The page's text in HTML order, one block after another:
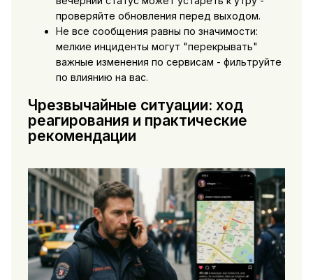
проверяйте обновления перед выходом.
Не все сообщения равны по значимости:
мелкие инциденты могут "перекрывать"
важные изменения по сервисам - фильтруйте
по влиянию на вас.
Чрезвычайные ситуации: ход
реагирования и практические
рекомендации